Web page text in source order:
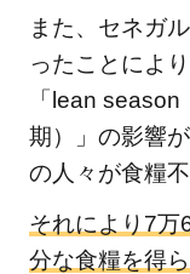
すた
めに
毎月
寄付
4.2
今回
また、セネガ
ったことによ
「lean
期）」の影響
の人々が食糧
それにより7万
分な食糧を得